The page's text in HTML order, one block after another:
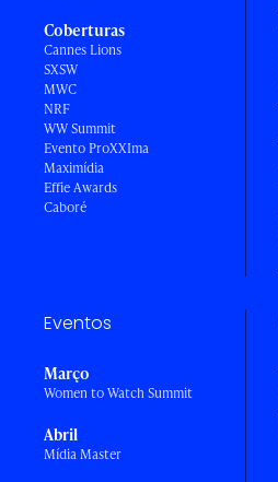
Coberturas
Cannes Lions
SXSW
MWC
NRF
WW Summit
Evento ProXXIma
Maximídia
Effie Awards
Caboré
Eventos
Março
Women to Watch Summit
Abril
Mídia Master